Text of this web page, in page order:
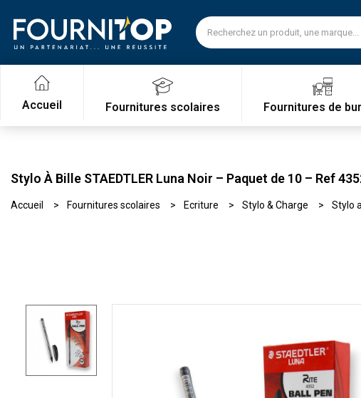
Accueil Fournitures scolaires Fournitures de
Stylo À Bille STAEDTLER Luna Noir – Paquet de 10 – Ref
Accueil Fournitures scolaires Ecriture Stylo & Charge Stylo